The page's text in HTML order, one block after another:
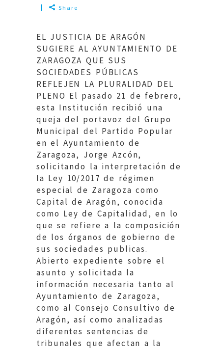
Share
EL JUSTICIA DE ARAGÓN
SUGIERE AL AYUNTAMIENTO DE
ZARAGOZA QUE SUS
SOCIEDADES PÚBLICAS
REFLEJEN LA PLURALIDAD DEL
PLENO El pasado 21 de febrero,
esta Institución recibió una
queja del portavoz del Grupo
Municipal del Partido Popular
en el Ayuntamiento de
Zaragoza, Jorge Azcón,
solicitando la interpretación de
la Ley 10/2017 de régimen
especial de Zaragoza como
Capital de Aragón, conocida
como Ley de Capitalidad, en lo
que se refiere a la composición
de los órganos de gobierno de
sus sociedades publicas.
Abierto expediente sobre el
asunto y solicitada la
información necesaria tanto al
Ayuntamiento de Zaragoza,
como al Consejo Consultivo de
Aragón, así como analizadas
diferentes sentencias de
tribunales que afectan a la